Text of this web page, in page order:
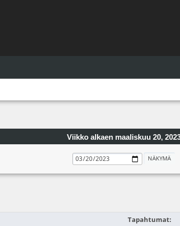
Viikko alkaen maaliskuu 20,
Tapahtumat: